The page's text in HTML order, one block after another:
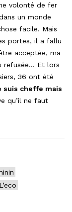
volonté de fer
un monde
facile. Mais
portes, il a fallu
acceptée, ma
refusée… Et lors
36 ont été
suis cheffe mais
qu’il ne faut